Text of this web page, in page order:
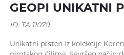
GEOPI UNIKATNI
Unikatni prsten iz kolekcije
ID: TA 11070